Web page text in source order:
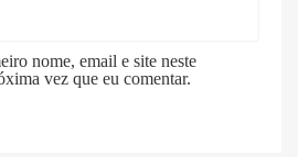
nome, email e site neste
vez que eu comentar.